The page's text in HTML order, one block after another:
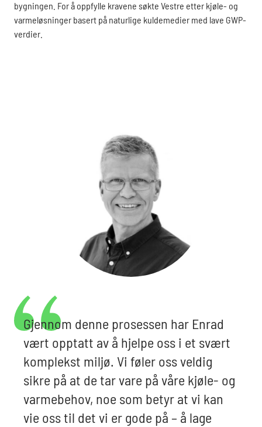
bygningen. For å oppfylle kravene søkte Vestre etter kjøle- og
varmeløsninger basert på naturlige kuldemedier med lave GWP-
verdier.
Gjennom denne prosessen har Enrad
vært opptatt av å hjelpe oss i et svært
komplekst miljø. Vi føler oss veldig
sikre på at de tar vare på våre kjøle- og
varmebehov, noe som betyr at vi kan
vie oss til det vi er gode på – å lage